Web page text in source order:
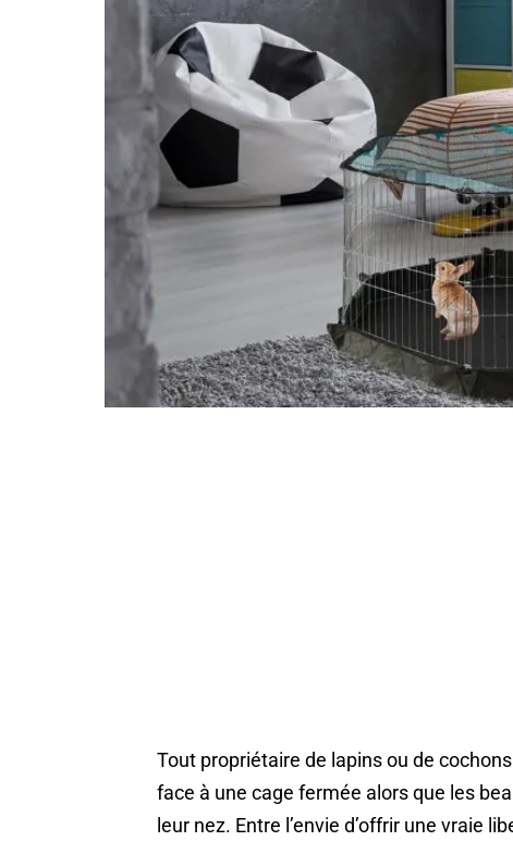
Tout propriétaire de lapins ou de
face à une cage fermée alors que les
leur nez. Entre l’envie d’offrir une vraie